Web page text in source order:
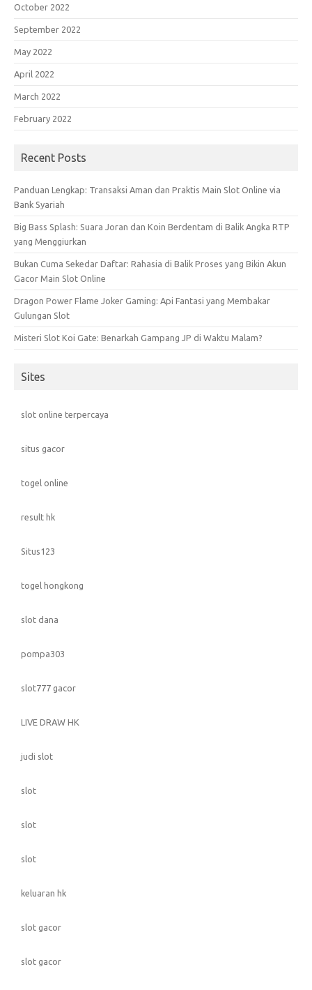
October 2022
September 2022
May 2022
April 2022
March 2022
February 2022
Recent Posts
Panduan Lengkap: Transaksi Aman dan Praktis Main Slot Online via
Bank Syariah
Big Bass Splash: Suara Joran dan Koin Berdentam di Balik Angka RTP
yang Menggiurkan
Bukan Cuma Sekedar Daftar: Rahasia di Balik Proses yang Bikin Akun
Gacor Main Slot Online
Dragon Power Flame Joker Gaming: Api Fantasi yang Membakar
Gulungan Slot
Misteri Slot Koi Gate: Benarkah Gampang JP di Waktu Malam?
Sites
slot online terpercaya
situs gacor
togel online
result hk
Situs123
togel hongkong
slot dana
pompa303
slot777 gacor
LIVE DRAW HK
judi slot
slot
slot
slot
keluaran hk
slot gacor
slot gacor